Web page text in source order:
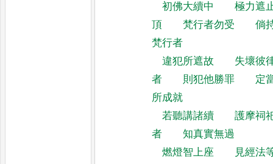
初佛大續中
極力遮
頂
梵行者勿受
倘
梵行者
違犯所遮故
失壞彼
者
則犯他勝罪
定
所成就
若聽講諸續
護摩祠
者
知真實無過
燃燈智上座
見經法